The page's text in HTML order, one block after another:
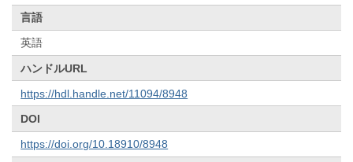
言語
英語
ハンドルURL
https://hdl.handle.net/11094/8948
DOI
https://doi.org/10.18910/8948